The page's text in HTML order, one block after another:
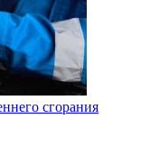
сгорания